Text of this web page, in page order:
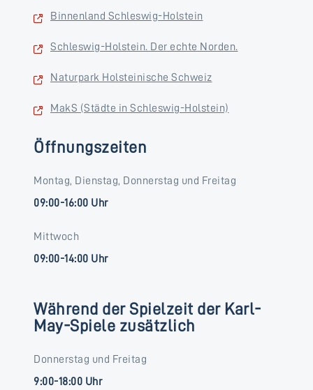
Binnenland Schleswig-Holstein
Schleswig-Holstein. Der echte Norden.
Naturpark Holsteinische Schweiz
MakS (Städte in Schleswig-Holstein)
Öffnungszeiten
Montag, Dienstag, Donnerstag und Freitag
09:00-16:00 Uhr
Mittwoch
09:00-14:00 Uhr
Während der Spielzeit der Karl-
May-Spiele zusätzlich
Donnerstag und Freitag
9:00-18:00 Uhr